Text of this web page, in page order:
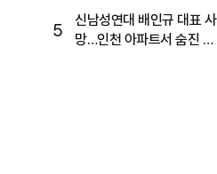
5
신남성연대 배인규 대표 사
망…인천 아파트서 숨진 채